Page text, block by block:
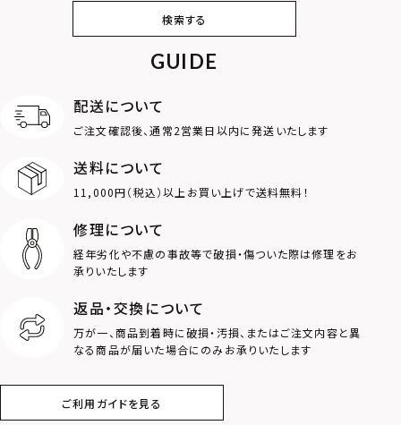
オンラインストア
ギフトボックス
MOTIF
ダブルリング
ロゴ
クラウン
スター
検索する
GUIDE
配送について
ご注文確認後、通常2営業日以内に発送いたします
送料について
11,000円（税込）以上お買い上げで送料無料！
修理について
経年劣化や不慮の事故等で破損・傷ついた際は修理をお
承りいたします
返品・交換について
万が一、商品到着時に破損・汚損、またはご注文内容と異
なる商品が届いた場合にのみお承りいたします
ご利用ガイドを見る